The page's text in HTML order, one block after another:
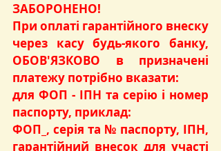
ЗАБОРОНЕНО!
При оплаті гарантійного внеску
через касу будь-якого банку,
ОБОВ'ЯЗКОВО в призначені
платежу потрібно вказати:
для ФОП - ІПН та серію і номер
паспорту, приклад:
ФОП_, серія та № паспорту, ІПН,
гарантійний внесок для участі